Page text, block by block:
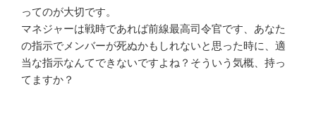
ってのが大切です。
マネジャーは戦時であれば前線最高司令官です、あなた
の指示でメンバーが死ぬかもしれないと思った時に、適
当な指示なんてできないですよね？そういう気概、持っ
てますか？